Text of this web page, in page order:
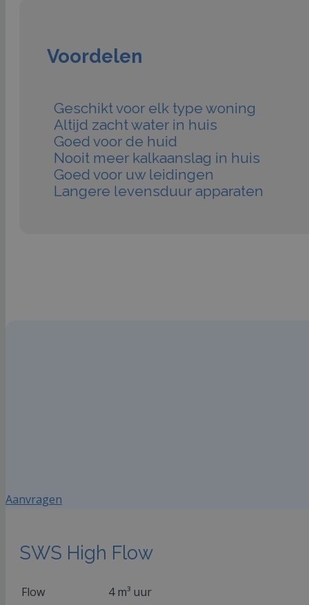
Voordelen
Geschikt voor elk type woning
Altijd zacht water in huis
Goed voor de huid
Nooit meer kalkaanslag in huis
Goed voor uw leidingen
Langere levensduur apparaten
Aanvragen
SWS High Flow
Flow
4 m³ uur